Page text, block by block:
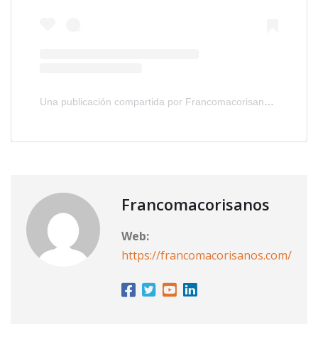
Una publicación compartida por Francomacorisanos.com (@francomacorisanos)
Francomacorisanos
Web:
https://francomacorisanos.com/